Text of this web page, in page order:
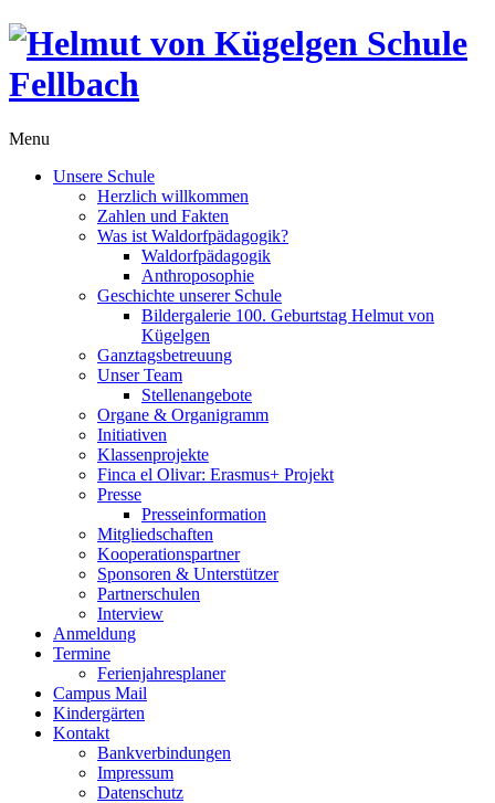
Menu
Unsere Schule
Herzlich willkommen
Zahlen und Fakten
Was ist Waldorfpädagogik?
Waldorfpädagogik
Anthroposophie
Geschichte unserer Schule
Bildergalerie 100. Geburtstag Helmut von
Kügelgen
Ganztagsbetreuung
Unser Team
Stellenangebote
Organe & Organigramm
Initiativen
Klassenprojekte
Finca el Olivar: Erasmus+ Projekt
Presse
Presseinformation
Mitgliedschaften
Kooperationspartner
Sponsoren & Unterstützer
Partnerschulen
Interview
Anmeldung
Termine
Ferienjahresplaner
Campus Mail
Kindergärten
Kontakt
Bankverbindungen
Impressum
Datenschutz